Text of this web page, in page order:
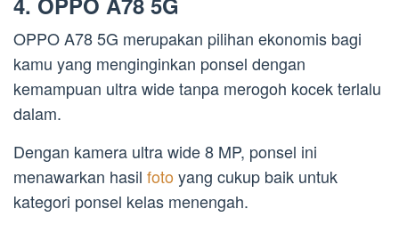
OPPO A78 5G merupakan pilihan ekonomis bagi
kamu yang menginginkan ponsel dengan
kemampuan ultra wide tanpa merogoh kocek terlalu
dalam.
Dengan kamera ultra wide 8 MP, ponsel ini
menawarkan hasil foto yang cukup baik untuk
kategori ponsel kelas menengah.